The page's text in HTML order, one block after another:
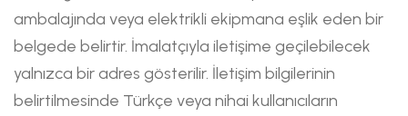
ambalajında veya elektrikli ekipmana eşlik eden bir
belgede belirtir. İmalatçıyla iletişime geçilebilecek
yalnızca bir adres gösterilir. İletişim bilgilerinin
belirtilmesinde Türkçe veya nihai kullanıcıların